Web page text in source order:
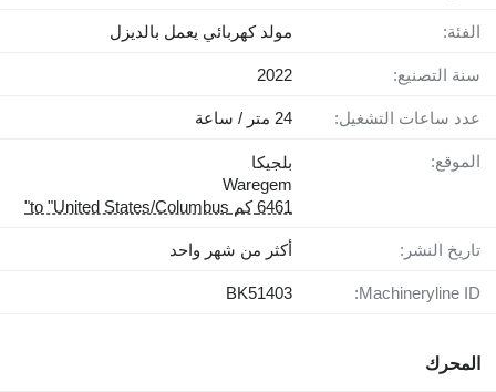
الفئة: مولد كهربائي يعمل بالديزل
سنة التصنيع: 2022
عدد ساعات التشغيل: 24 متر / ساعة
الموقع:
بلجيكا
Waregem
6461 كم to "United States/Columbus"
تاريخ النشر: أكثر من شهر واحد
Machineryline ID:
BK51403
المحرك